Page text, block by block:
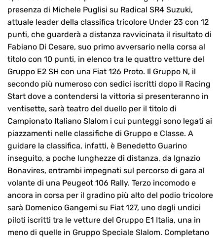
presenza di Michele Puglisi su Radical SR4 Suzuki,
attuale leader della classifica tricolore Under 23 con 12
punti, che guarderà a distanza ravvicinata il risultato di
Fabiano Di Cesare, suo primo avversario nella corsa al
titolo con 10 punti, in elenco tra le quattro vetture del
Gruppo E2 SH con una Fiat 126 Proto. Il Gruppo N, il
secondo più numeroso con sedici iscritti dopo il Racing
Start dove a contendersi la vittoria si presenteranno in
ventisette, sarà teatro del duello per il titolo di
Campionato Italiano Slalom i cui punteggi sono legati ai
piazzamenti nelle classifiche di Gruppo e Classe. A
guidare la classifica, infatti, è Benedetto Guarino
inseguito, a poche lunghezze di distanza, da Ignazio
Bonavires, entrambi impegnati sul percorso di gara al
volante di una Peugeot 106 Rally. Terzo incomodo e
ancora in corsa per il gradino più alto del podio tricolore
sarà Domenico Gangemi su Fiat 127, uno degli undici
piloti iscritti tra le vetture del Gruppo E1 Italia, una in
meno di quelle in Gruppo Speciale Slalom. Completano